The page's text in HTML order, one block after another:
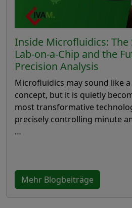
Inside Microfluidics: The
Lab-on-a-Chip and the
Precision Analysis
Microfluidics may sound like
concept, but it is quietly
most transformative
precisely controlling minute
…
Mehr Blogbeiträge